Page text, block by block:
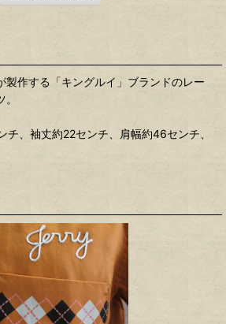
製作する「キングルイ」ブランドのレー
、袖丈約22センチ、肩幅約46センチ、